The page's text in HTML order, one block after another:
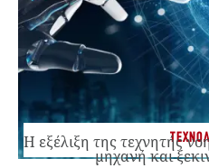
Η εξέλιξη της τεχνητής
μηχανή και